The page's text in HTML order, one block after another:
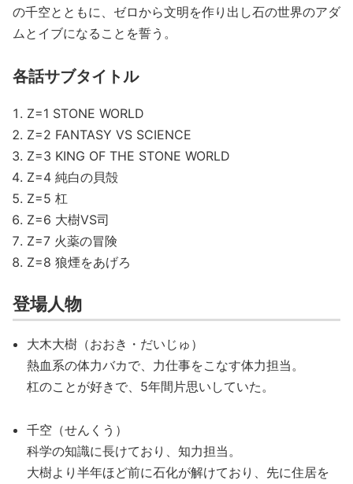
の千空とともに、ゼロから文明を作り出し石の世界のアダ
ムとイブになることを誓う。
各話サブタイトル
Z=1 STONE WORLD
Z=2 FANTASY VS SCIENCE
Z=3 KING OF THE STONE WORLD
Z=4 純白の貝殻
Z=5 杠
Z=6 大樹VS司
Z=7 火薬の冒険
Z=8 狼煙をあげろ
登場人物
大木大樹（おおき・だいじゅ）
熱血系の体力バカで、力仕事をこなす体力担当。
杠のことが好きで、5年間片思いしていた。
千空（せんくう）
科学の知識に長けており、知力担当。
大樹より半年ほど前に石化が解けており、先に住居を